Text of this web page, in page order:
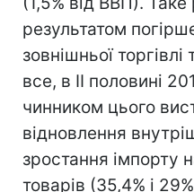
результатом
зовнішньої
все, в II половині
чинником цього
відновлення
зростання імпорту
товарів (35,4% і